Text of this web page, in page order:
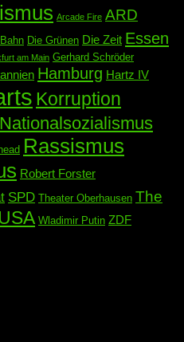
Arcade Fire ARD
Die Grünen Die Zeit Essen
am Main Gerhard Schröder
Hamburg Hartz IV
Korruption
Nationalsozialismus
Rassismus
Robert Forster
SPD Theater Oberhausen The
Wladimir Putin ZDF